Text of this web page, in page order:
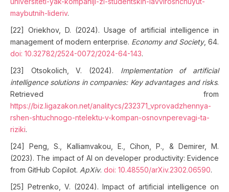
maybutnih-lideriv.
[22] Oriekhov, D. (2024). Usage of artificial intelligence in
management of modern enterprise. Economy and Society, 64.
doi: 10.32782/2524-0072/2024-64-143.
[23] Otsokolich, V. (2024). Implementation of artificial
intelligence solutions in companies: Key advantages and risks.
Retrieved from
https://biz.ligazakon.net/analitycs/232371_vprovadzhennya-
rshen-shtuchnogo-ntelektu-v-kompan-osnovnperevagi-ta-
riziki.
[24] Peng, S., Kalliamvakou, E., Cihon, P., & Demirer, M.
(2023). The impact of AI on developer productivity: Evidence
from GitHub Copilot. ApXiv. doi: 10.48550/arXiv.2302.06590.
[25] Petrenko, V. (2024). Impact of artificial intelligence on